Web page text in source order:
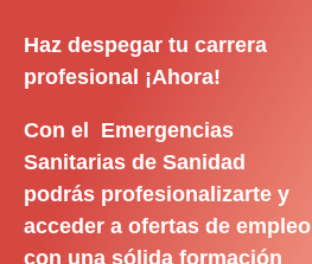
Haz despegar tu carrera
profesional ¡Ahora!
Con el Emergencias
Sanitarias de Sanidad
podrás profesionalizarte y
acceder a ofertas de empleo
con una sólida formación